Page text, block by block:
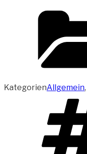
KategorienAllgemein,